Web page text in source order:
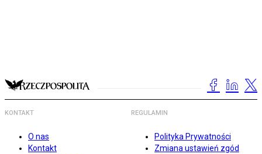
KONTAKT
O nas
Kontakt
REGULAMIN
Polityka Prywatności
Zmiana ustawień zgód